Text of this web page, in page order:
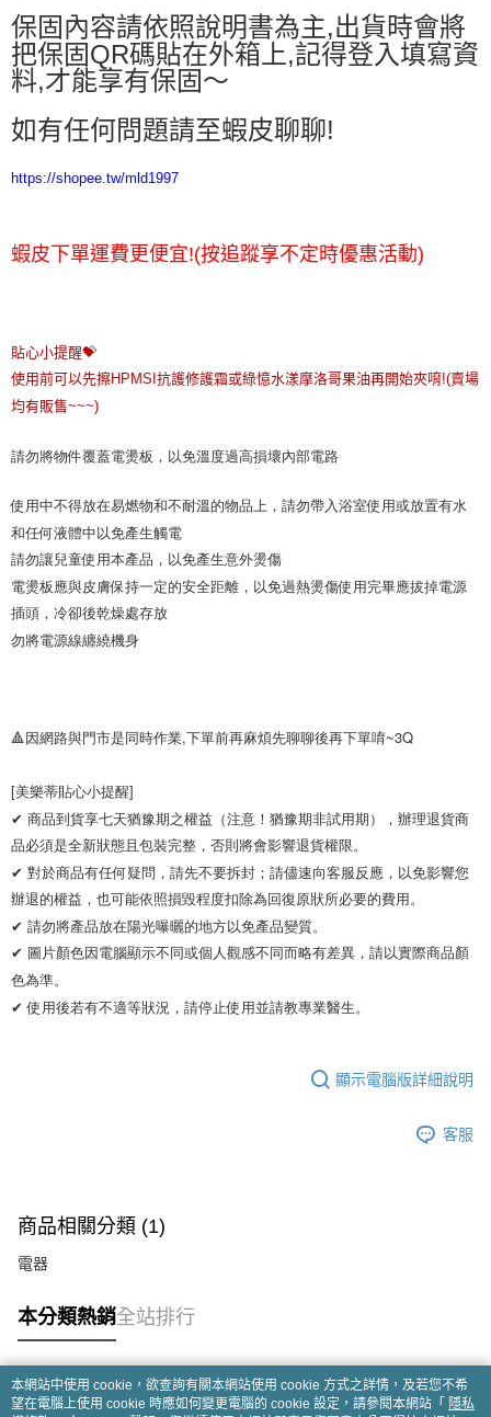
保固內容請依照說明書為主,出貨時會將
把保固QR碼貼在外箱上,記得登入填寫資
料,才能享有保固～
如有任何問題請至蝦皮聊聊!
https://shopee.tw/mld1997
蝦皮下單運費更便宜!(按追蹤享不定時優惠活動)
貼心小提醒💝
使用前可以先擦HPMSI抗護修護霜或綠憶水漾摩洛哥果油再開始夾唷!(賣場
均有販售~~~)
請勿將物件覆蓋電燙板，以免溫度過高損壞內部電路
使用中不得放在易燃物和不耐溫的物品上，請勿帶入浴室使用或放置有水
和任何液體中以免產生觸電
請勿讓兒童使用本產品，以免產生意外燙傷
電燙板應與皮膚保持一定的安全距離，以免過熱燙傷使用完畢應拔掉電源
插頭，冷卻後乾燥處存放
勿將電源線纏繞機身
🔺因網路與門市是同時作業,下單前再麻煩先聊聊後再下單唷~3Q
[美樂蒂貼心小提醒]
✔ 商品到貨享七天猶豫期之權益（注意！猶豫期非試用期），辦理退貨商
品必須是全新狀態且包裝完整，否則將會影響退貨權限。
✔ 對於商品有任何疑問，請先不要拆封；請儘速向客服反應，以免影響您
辦退的權益，也可能依照損毀程度扣除為回復原狀所必要的費用。
✔ 請勿將產品放在陽光曝曬的地方以免產品變質。
✔ 圖片顏色因電腦顯示不同或個人觀感不同而略有差異，請以實際商品顏
色為準。
✔ 使用後若有不適等狀況，請停止使用並請教專業醫生。
顯示電腦版詳細說明
客服
商品相關分類 (1)
電器
本分類熱銷全站排行
熱門標籤
本網站中使用 cookie，欲查詢有關本網站使用 cookie 方式之詳情，及若您不希
望在電腦上使用 cookie 時應如何變更電腦的 cookie 設定，請參閱本網站「 隱私